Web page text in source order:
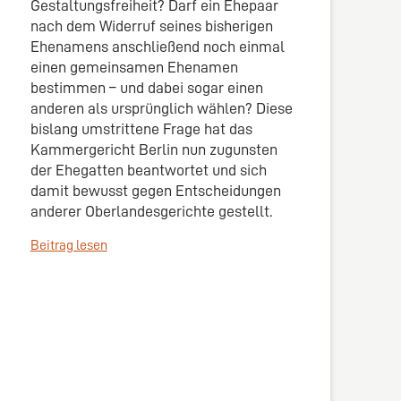
Gestaltungsfreiheit? Darf ein Ehepaar
nach dem Widerruf seines bisherigen
Ehenamens anschließend noch einmal
einen gemeinsamen Ehenamen
bestimmen – und dabei sogar einen
anderen als ursprünglich wählen? Diese
bislang umstrittene Frage hat das
Kammergericht Berlin nun zugunsten
der Ehegatten beantwortet und sich
damit bewusst gegen Entscheidungen
anderer Oberlandesgerichte gestellt.
Beitrag lesen